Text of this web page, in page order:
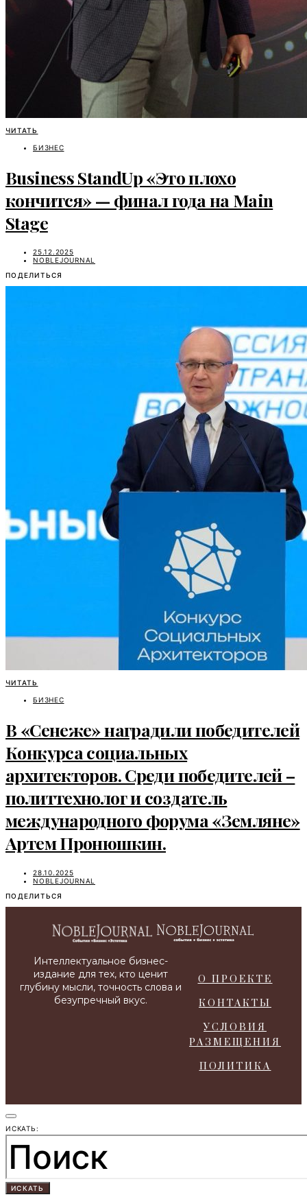
ЧИТАТЬ
БИЗНЕС
Business StandUp «Это плохо
кончится» — финал года на Main
Stage
25.12.2025
NOBLEJOURNAL
ЧИТАТЬ
БИЗНЕС
В «Сенеже» наградили победителей
Конкурса социальных
архитекторов. Среди победителей –
политтехнолог и создатель
международного форума «Земляне»
Артем Пронюшкин.
28.10.2025
NOBLEJOURNAL
О ПРОЕКТЕ
КОНТАКТЫ
УСЛОВИЯ
РАЗМЕЩЕНИЯ
ПОЛИТИКА
ИСКАТЬ:
ИСКАТЬ